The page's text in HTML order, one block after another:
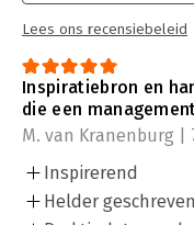
Lees ons recensiebeleid
Inspiratiebron en
die een
M. van Kranenburg |
Inspirerend
Helder geschreven